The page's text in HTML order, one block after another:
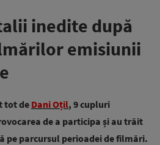
inedite după
emisiunii
tot de Dani Oțil, 9 cupluri
de a participa și au trăit
pe parcursul perioadei de filmări.